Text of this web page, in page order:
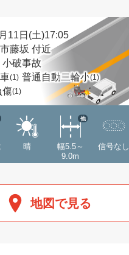
11日(土)17:05
藤坂 付近
破事故
(1) 普通自動二輪小(1)
傷(1)
晴
幅5.5～
9.0m
他
信号なし
地図で見る